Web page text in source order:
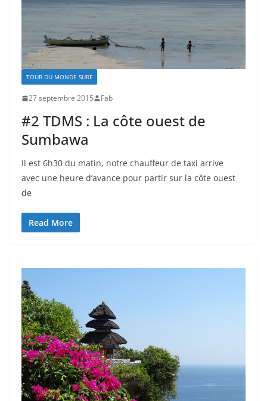
TOUR DU MONDE SURF
27 septembre 2015 Fab
#2 TDMS : La côte ouest de
Sumbawa
Il est 6h30 du matin, notre chauffeur de taxi arrive
avec une heure d’avance pour partir sur la côte ouest
de
Read More